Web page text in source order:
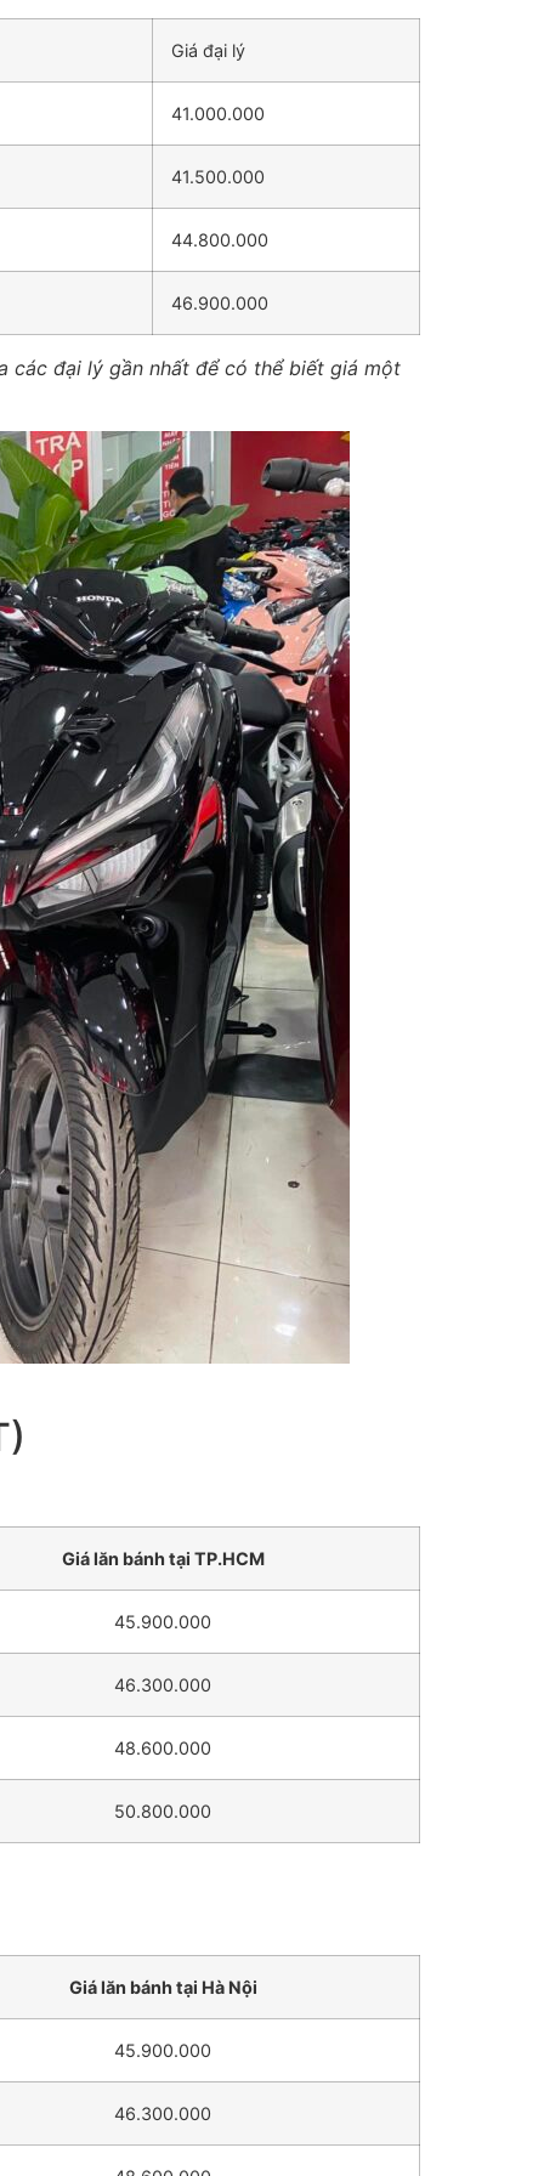
Giá đại lý
41.000.000
41.500.000
44.800.000
46.900.000
các đại lý gần nhất để có thể biết giá một
Giá lăn bánh tại TP.HCM
45.900.000
46.300.000
48.600.000
50.800.000
Giá lăn bánh tại Hà Nội
45.900.000
46.300.000